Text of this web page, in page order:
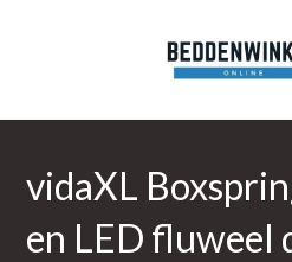
vidaXL
en LED fluweel